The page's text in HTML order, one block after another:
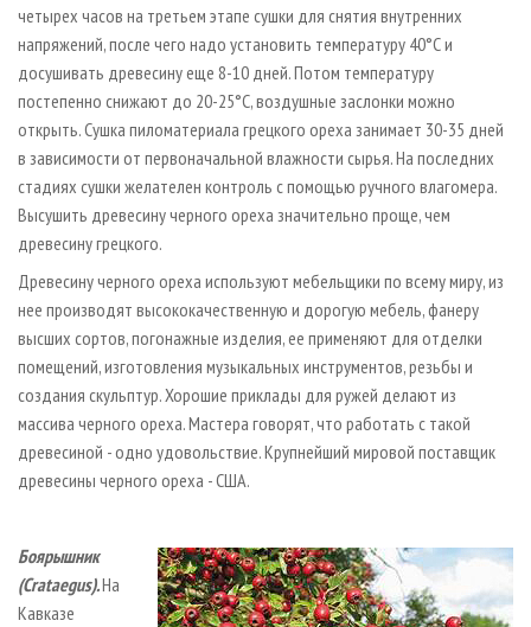
четырех часов на третьем этапе сушки для снятия внутренних
напряжений, после чего надо установить температуру 40°С и
досушивать древесину еще 8-10 дней. Потом температуру
постепенно снижают до 20-25°С, воздушные заслонки можно
открыть. Сушка пиломатериала грецкого ореха занимает 30-35 дней
в зависимости от первоначальной влажности сырья. На последних
стадиях сушки желателен контроль с помощью ручного влагомера.
Высушить древесину черного ореха значительно проще, чем
древесину грецкого.
Древесину черного ореха используют мебельщики по всему миру, из
нее производят высококачественную и дорогую мебель, фанеру
высших сортов, погонажные изделия, ее применяют для отделки
помещений, изготовления музыкальных инструментов, резьбы и
создания скульптур. Хорошие приклады для ружей делают из
массива черного ореха. Мастера говорят, что работать с такой
древесиной - одно удовольствие. Крупнейший мировой поставщик
древесины черного ореха - США.
Боярышник
(Crataegus).На
Кавказе